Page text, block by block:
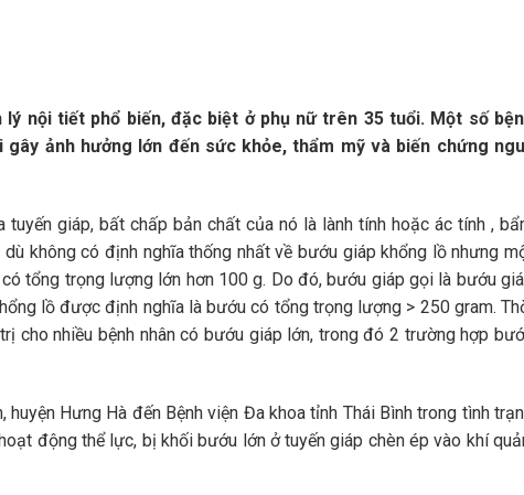
nội tiết phổ biến, đặc biệt ở phụ nữ trên 35 tuổi. Một số
ảnh hưởng lớn đến sức khỏe, thẩm mỹ và biến chứng
giáp, bất chấp bản chất của nó là lành tính hoặc ác tính ,
không có định nghĩa thống nhất về bướu giáp khổng lồ nhưng
tổng trọng lượng lớn hơn 100 g. Do đó, bướu giáp gọi là bướu
lồ được định nghĩa là bướu có tổng trọng lượng > 250 gram.
cho nhiều bệnh nhân có bướu giáp lớn, trong đó 2 trường hợp
Hưng Hà đến Bệnh viện Đa khoa tỉnh Thái Bình trong tình
động thể lực, bị khối bướu lớn ở tuyến giáp chèn ép vào khí